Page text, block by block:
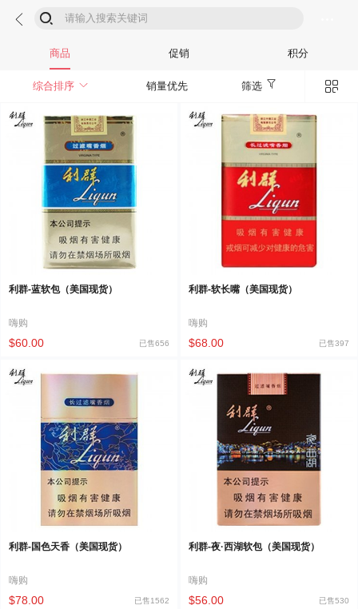
 
商品 促销 积分
综合排序  销量优先 筛选 
利群-蓝软包（美国现货）
嗨购
$60.00 已售656
利群-软长嘴（美国现货）
嗨购
$68.00 已售397
利群-国色天香（美国现货）
嗨购
$78.00 已售1562
利群-夜·西湖软包（美国现货）
嗨购
$56.00 已售530